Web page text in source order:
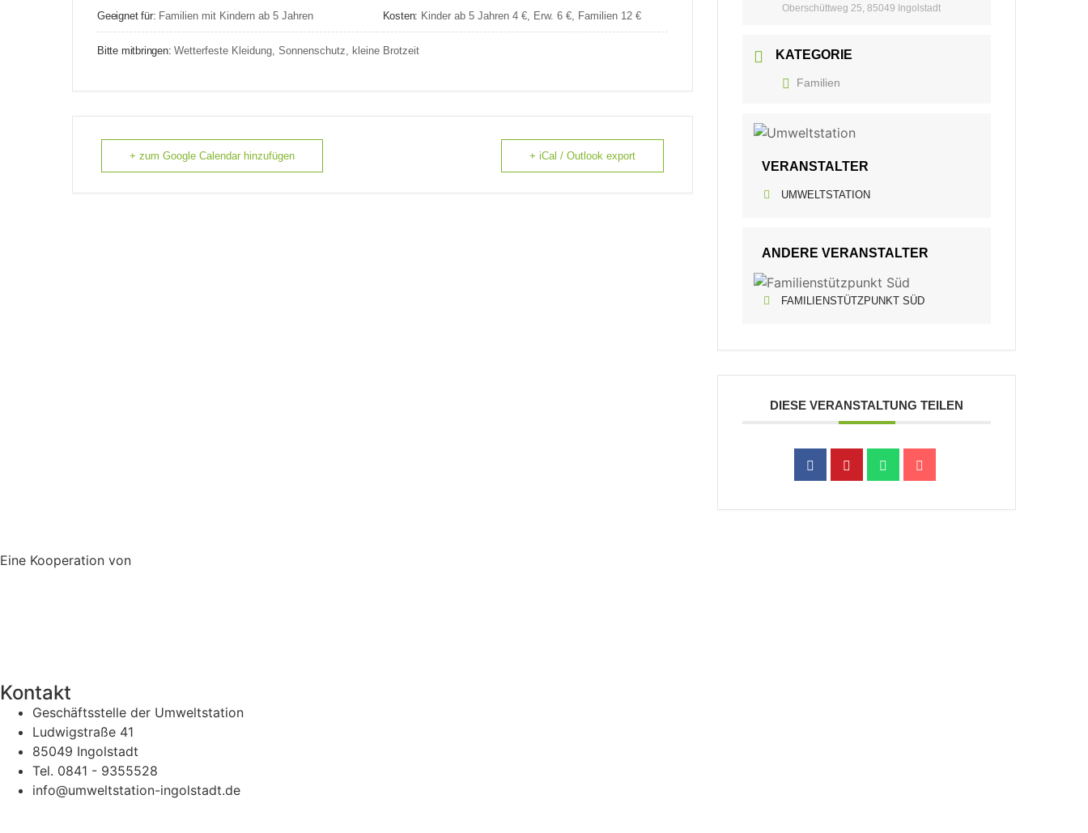
Geeignet für: Familien mit Kindern ab 5 Jahren Kosten: Kinder ab 5 Jahren 4 €, Erw. 6 €, Familien 12 €
Bitte mitbringen:Wetterfeste Kleidung, Sonnenschutz, kleine Brotzeit
+ zum Google Calendar hinzufügen + iCal / Outlook export
Oberschüttweg 25, 85049 Ingolstadt
KATEGORIE
Familien
VERANSTALTER
UMWELTSTATION
ANDERE VERANSTALTER
FAMILIENSTÜTZPUNKT SÜD
DIESE VERANSTALTUNG TEILEN
Eine Kooperation von
Kontakt
Geschäftsstelle der Umweltstation
Ludwigstraße 41
85049 Ingolstadt
Tel. 0841 - 9355528
info@umweltstation-ingolstadt.de